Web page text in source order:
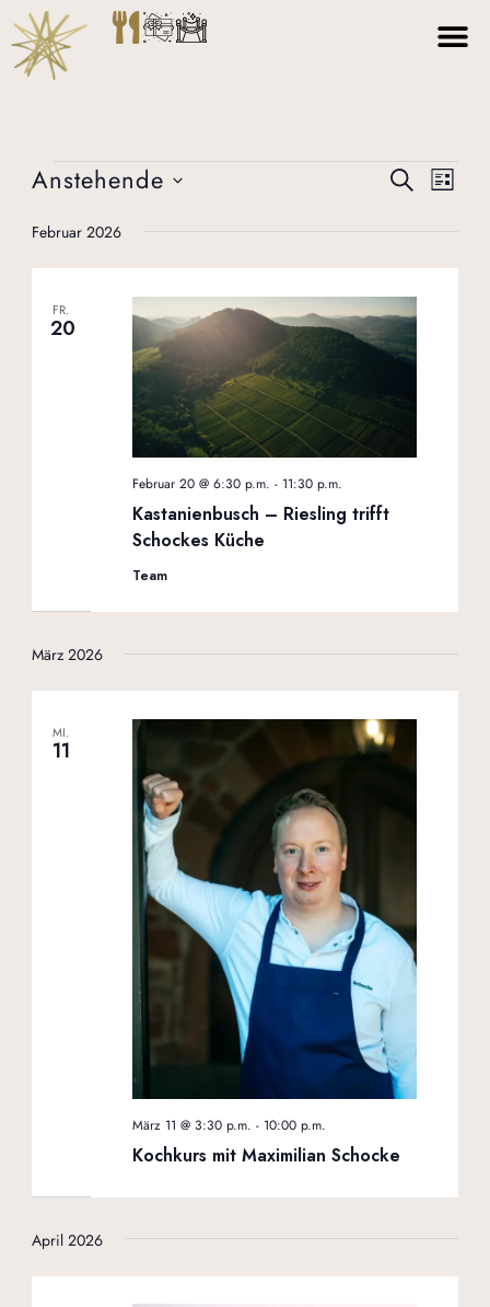
Zum
Inhalt
springen
Veranstaltungen
und
Ansichten,
Navigation
SUCHE
LISTE
Anstehende
wählen.
Februar 2026
FR.
20
Kastanienbusch – Riesling trifft
Schockes Küche
Februar 20 @ 6:30 p.m. - 11:30 p.m.
Team
März 2026
MI.
11
Kochkurs mit Maximilian Schocke
März 11 @ 3:30 p.m. - 10:00 p.m.
April 2026